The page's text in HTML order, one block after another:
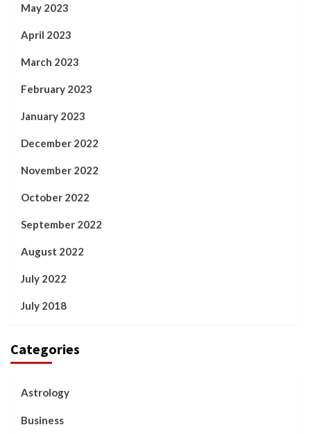
May 2023
April 2023
March 2023
February 2023
January 2023
December 2022
November 2022
October 2022
September 2022
August 2022
July 2022
July 2018
Categories
Astrology
Business